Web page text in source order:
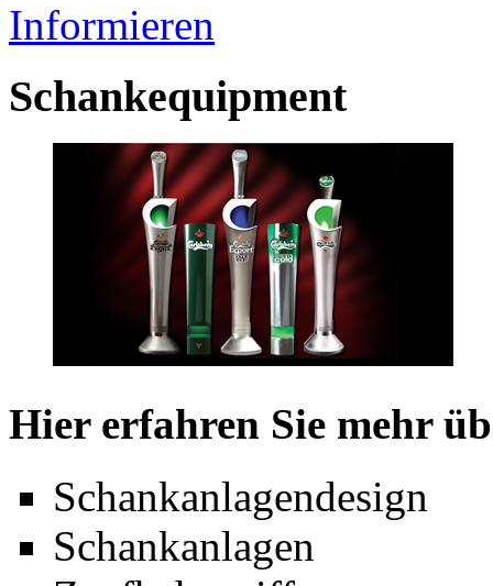
Informieren
Schankequipment
Hier erfahren Sie mehr
Schankanlagendesign
Schankanlagen